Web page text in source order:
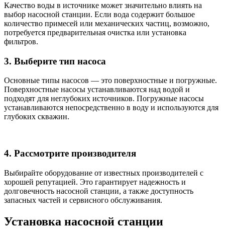
Качество воды в источнике может значительно влиять на
выбор насосной станции. Если вода содержит большое
количество примесей или механических частиц, возможно,
потребуется предварительная очистка или установка
фильтров.
3. Выберите тип насоса
Основные типы насосов — это поверхностные и погружные.
Поверхностные насосы устанавливаются над водой и
подходят для неглубоких источников. Погружные насосы
устанавливаются непосредственно в воду и используются для
глубоких скважин.
4. Рассмотрите производителя
Выбирайте оборудование от известных производителей с
хорошей репутацией. Это гарантирует надежность и
долговечность насосной станции, а также доступность
запасных частей и сервисного обслуживания.
Установка насосной станции